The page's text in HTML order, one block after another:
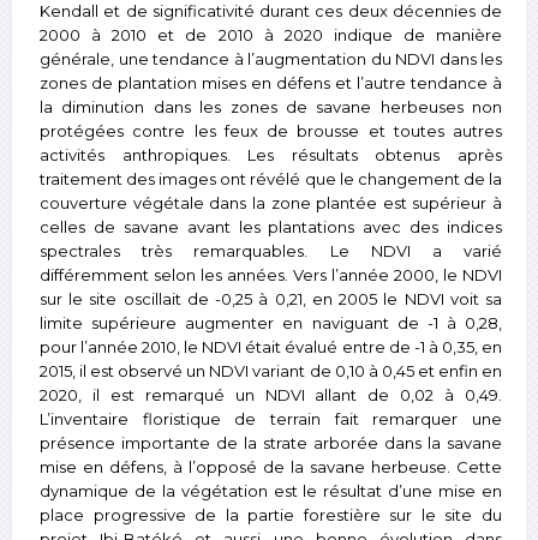
Kendall et de significativité durant ces deux décennies de
2000 à 2010 et de 2010 à 2020 indique de manière
générale, une tendance à l’augmentation du NDVI dans les
zones de plantation mises en défens et l’autre tendance à
la diminution dans les zones de savane herbeuses non
protégées contre les feux de brousse et toutes autres
activités anthropiques. Les résultats obtenus après
traitement des images ont révélé que le changement de la
couverture végétale dans la zone plantée est supérieur à
celles de savane avant les plantations avec des indices
spectrales très remarquables. Le NDVI a varié
différemment selon les années. Vers l’année 2000, le NDVI
sur le site oscillait de -0,25 à 0,21, en 2005 le NDVI voit sa
limite supérieure augmenter en naviguant de -1 à 0,28,
pour l’année 2010, le NDVI était évalué entre de -1 à 0,35, en
2015, il est observé un NDVI variant de 0,10 à 0,45 et enfin en
2020, il est remarqué un NDVI allant de 0,02 à 0,49.
L’inventaire floristique de terrain fait remarquer une
présence importante de la strate arborée dans la savane
mise en défens, à l’opposé de la savane herbeuse. Cette
dynamique de la végétation est le résultat d’une mise en
place progressive de la partie forestière sur le site du